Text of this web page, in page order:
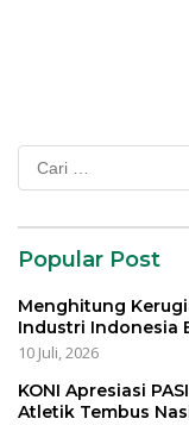
Cari
untuk:
Popular Post
Menghitung
Industri Indonesia
10 Juli, 2026
KONI Apresiasi
Atletik Tembus